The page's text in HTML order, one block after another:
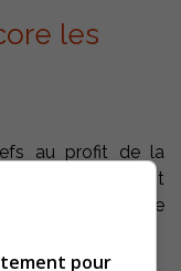
les
au profit de la
à Sorel-Tracy, est
les épicuriens de
les babines.
pour